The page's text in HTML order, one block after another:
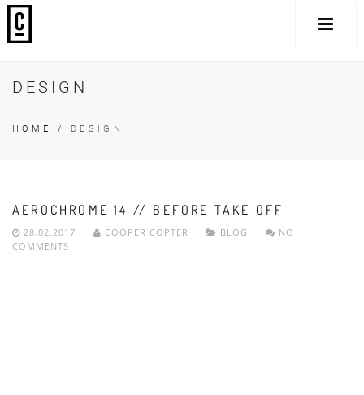
DESIGN
HOME / DESIGN
AEROCHROME 14 // BEFORE TAKE OFF
28.02.2017 COOPER COPTER BLOG
NO
COMMENTS